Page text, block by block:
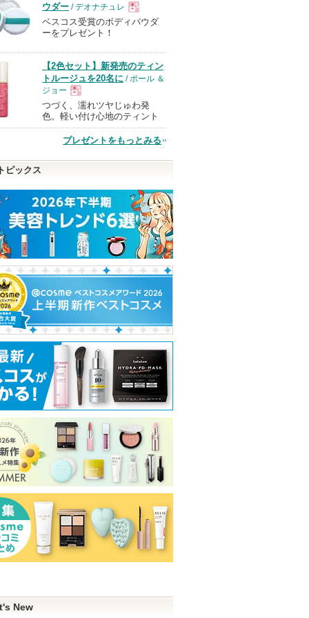
ウダー / デオナチュレ
現
品
ベスコス受賞のボディパウダ
ーをプレゼント！
【2色セット】新発売のティン
トルージュを20名に / ポール ＆
ジョー
現
品
つづく、濡れツヤじゅわ発
色。軽い付け心地のティント
プレゼントをもっとみる
ピックス
New